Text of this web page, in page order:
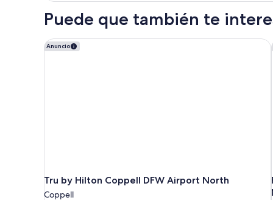
(Mobility
Accessible,
Roll-
cama
matrimonio
grande
Puede que también te
Anuncio
Tru by Hilton Coppell DFW Airport North
Coppell
Tru by Hilton Coppell DFW Airport North